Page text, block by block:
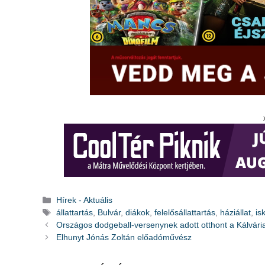
Kategória
Hírek - Aktuális
Címkék
állattartás, Bulvár,diákok,felelősállattartás, háziállat,
Országos dodgeball-versenynek adott otthont a
Elhunyt Jónás Zoltán előadóművész